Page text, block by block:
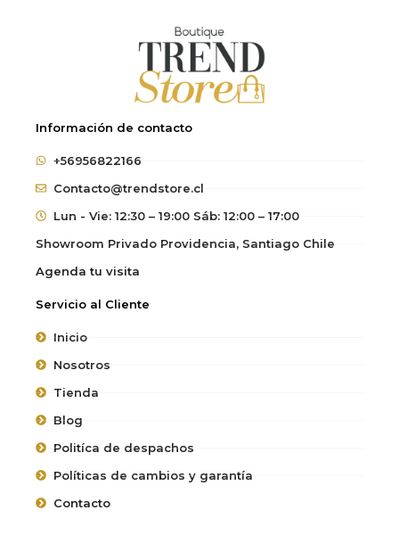
Información de contacto
+56956822166
Contacto@trendstore.cl
Lun - Vie: 12:30 – 19:00 Sáb: 12:00 – 17:00
Showroom Privado Providencia, Santiago Chile
Agenda tu visita
Servicio al Cliente
Inicio
Nosotros
Tienda
Blog
Politíca de despachos
Políticas de cambios y garantía
Contacto